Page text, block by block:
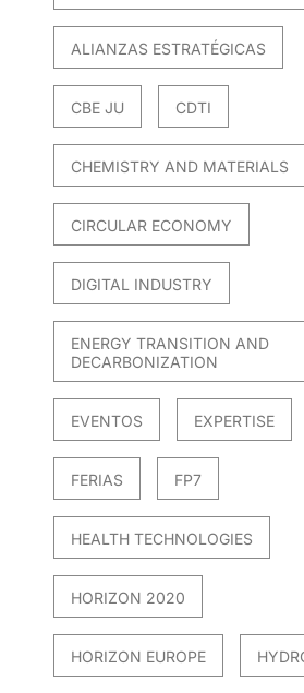
ALIANZAS ESTRATÉGICAS
CBE JU CDTI
CHEMISTRY AND MATERIALS
CIRCULAR ECONOMY
DIGITAL INDUSTRY
ENERGY TRANSITION AND
DECARBONIZATION
EVENTOS EXPERTISE
FERIAS FP7
HEALTH TECHNOLOGIES
HORIZON 2020
HORIZON EUROPE